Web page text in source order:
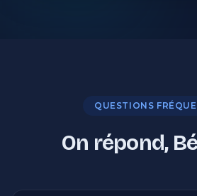
QUESTIONS
On répond,